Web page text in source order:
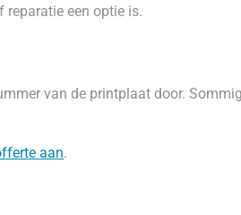
reparatie een optie is.
van de printplaat door.
aan.